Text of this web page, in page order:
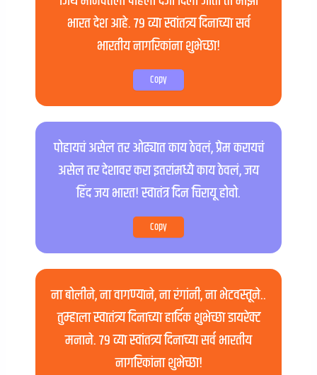
भारत देश आहे. ७९ व्या स्वांतत्र्य दिनाच्या सर्व
भारतीय नागरिकांना शुभेच्छा!
Copy
पोहायचं असेल तर ओढ्यात काय ठेवलं, प्रेम करायचं
असेल तर देशावर करा इतरांमध्ये काय ठेवलं, जय
हिंद जय भारत! स्वातंत्र दिन चिरायू होवो.
Copy
ना बोलीने, ना वागण्याने, ना रंगांनी, ना भेटवस्तूने..
तुम्हाला स्वातंत्र्य दिनाच्या हार्दिक शुभेच्छा डायरेक्ट
मनाने. ७९ व्या स्वांतत्र्य दिनाच्या सर्व भारतीय
नागरिकांना शुभेच्छा!